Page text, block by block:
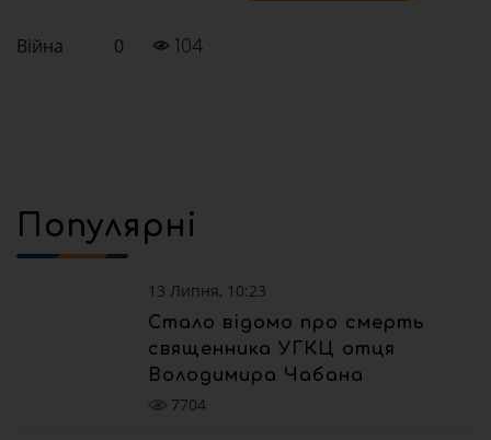
Війна 0 104
Популярні
13 Липня, 10:23
Стало відомо про смерть
священника УГКЦ отця
Володимира Чабана
7704